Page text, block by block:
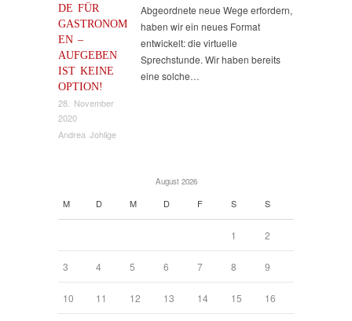
DE FÜR
GASTRONOM
EN –
AUFGEBEN
IST KEINE
OPTION!
28. November
2020
Andrea Johlige
Abgeordnete neue Wege erfordern,
haben wir ein neues Format
entwickelt: die virtuelle
Sprechstunde. Wir haben bereits
eine solche…
August 2026
M D M D F S S
1 2
3 4 5 6 7 8 9
10 11 12 13 14 15 16